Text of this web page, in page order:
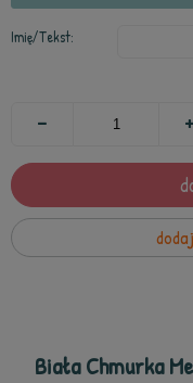
Imię/Tekst:
Biała Chmurka